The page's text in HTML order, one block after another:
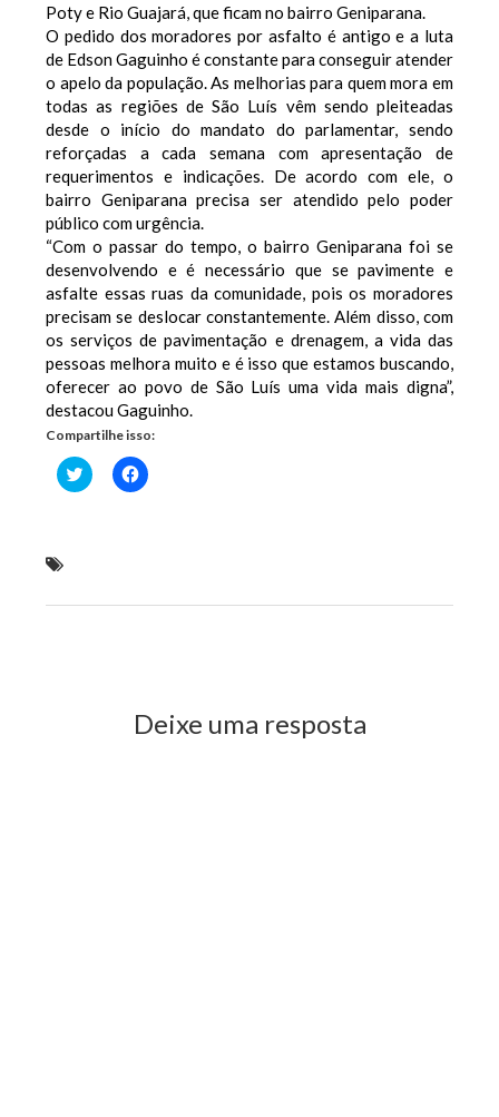
Poty e Rio Guajará, que ficam no bairro Geniparana.
O pedido dos moradores por asfalto é antigo e a luta
de Edson Gaguinho é constante para conseguir atender
o apelo da população. As melhorias para quem mora em
todas as regiões de São Luís vêm sendo pleiteadas
desde o início do mandato do parlamentar, sendo
reforçadas a cada semana com apresentação de
requerimentos e indicações. De acordo com ele, o
bairro Geniparana precisa ser atendido pelo poder
público com urgência.
“Com o passar do tempo, o bairro Geniparana foi se
desenvolvendo e é necessário que se pavimente e
asfalte essas ruas da comunidade, pois os moradores
precisam se deslocar constantemente. Além disso, com
os serviços de pavimentação e drenagem, a vida das
pessoas melhora muito e é isso que estamos buscando,
oferecer ao povo de São Luís uma vida mais digna”,
destacou Gaguinho.
Compartilhe isso:
Clique
para
Clique
para
Deixe uma resposta